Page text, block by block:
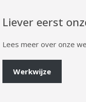
Liever eerst
Lees meer over onze
Werkwijze